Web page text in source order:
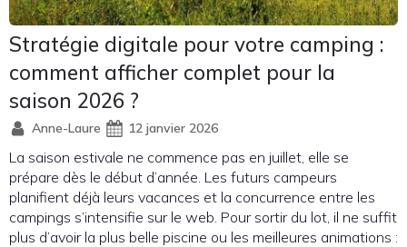
Stratégie digitale pour votre camping :
comment afficher complet pour la
saison 2026 ?
Anne-Laure 12 janvier 2026
La saison estivale ne commence pas en juillet, elle se
prépare dès le début d’année. Les futurs campeurs
planifient déjà leurs vacances et la concurrence entre les
campings s’intensifie sur le web. Pour sortir du lot, il ne suffit
plus d’avoir la plus belle piscine ou les meilleures animations :